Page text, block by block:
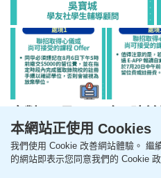
吳寶城建議，若同學獲得
差，均建議先接受Offer。
本網站正使用 Cookies
我們使用 Cookie 改善網站體驗。 繼
的網站即表示您同意我們的 Cookie 政